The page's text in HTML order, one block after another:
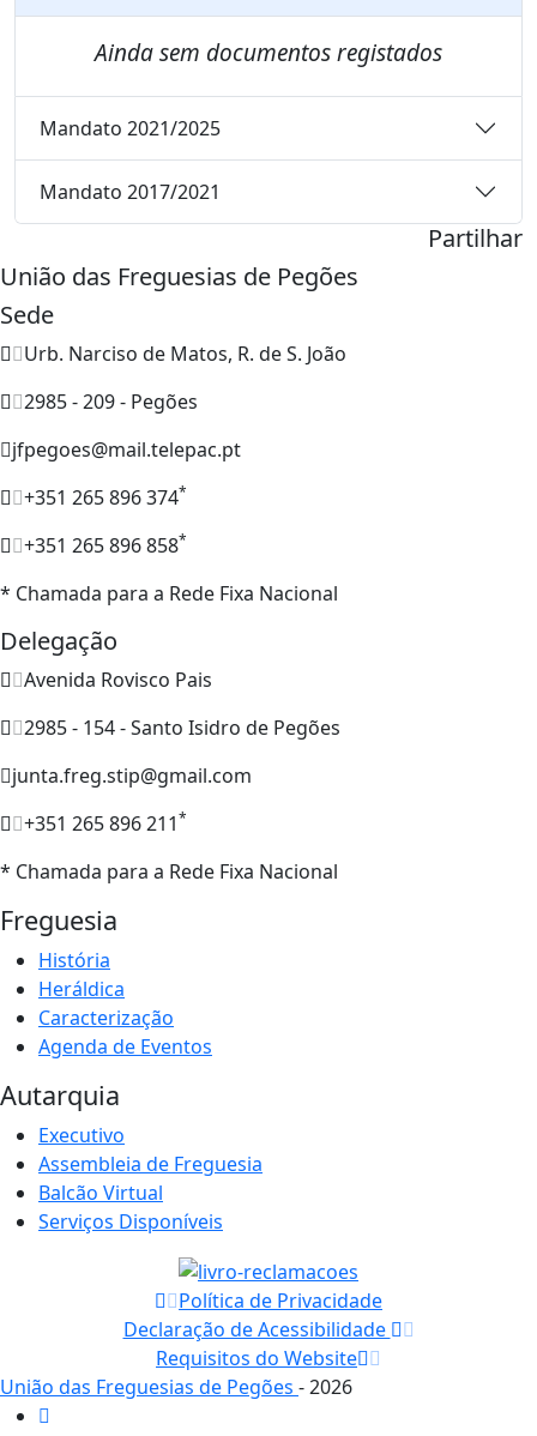
Ainda sem documentos registados
Mandato 2021/2025
Mandato 2017/2021
Partilhar
União das Freguesias de Pegões
Sede
Urb. Narciso de Matos, R. de S. João
2985 - 209 - Pegões
jfpegoes@mail.telepac.pt
+351 265 896 374*
+351 265 896 858*
* Chamada para a Rede Fixa Nacional
Delegação
Avenida Rovisco Pais
2985 - 154 - Santo Isidro de Pegões
junta.freg.stip@gmail.com
+351 265 896 211*
* Chamada para a Rede Fixa Nacional
Freguesia
História
Heráldica
Caracterização
Agenda de Eventos
Autarquia
Executivo
Assembleia de Freguesia
Balcão Virtual
Serviços Disponíveis
Política de Privacidade
Declaração de Acessibilidade
Requisitos do Website
União das Freguesias de Pegões - 2026